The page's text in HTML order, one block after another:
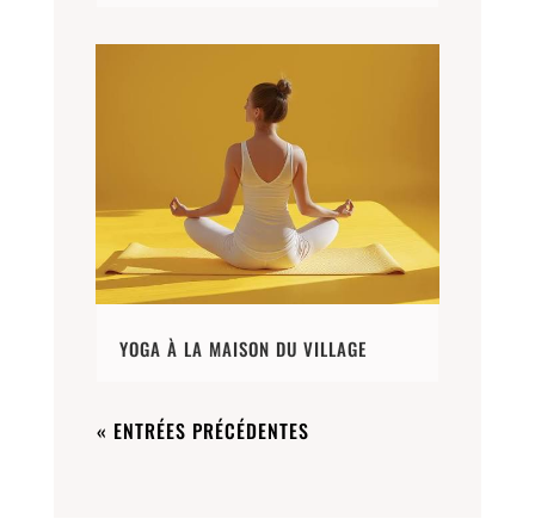
YOGA À LA MAISON DU VILLAGE
« ENTRÉES PRÉCÉDENTES